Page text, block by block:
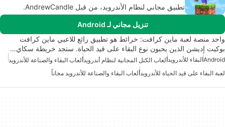
تطبيق مجاني لنظام الأندرويد، من قبل AndrewCandle.
تنزيل مجاني لـ Android
واحد منصة لعبة ماين كرافت: خرائط هو تطبيق رائع للاعبي ماين كرافت
بوكيت إديشن الذين يحبون نوع البقاء على قيد الحياة. ستجد خريطة سكاي…
Androidالبقاء للأندرويدألعاب الكتل المجانية لنظام أندرويدألعاب البقاء والصناعة للأندرويد
لعبة البقاء على قيد الحياة للأندرويدألعاب البقاء والصناعة للأندرويد مجاناً